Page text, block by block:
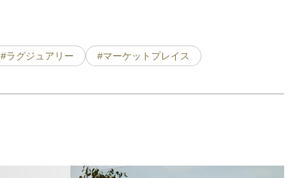
#ラグジュアリー
#マーケットプレイス